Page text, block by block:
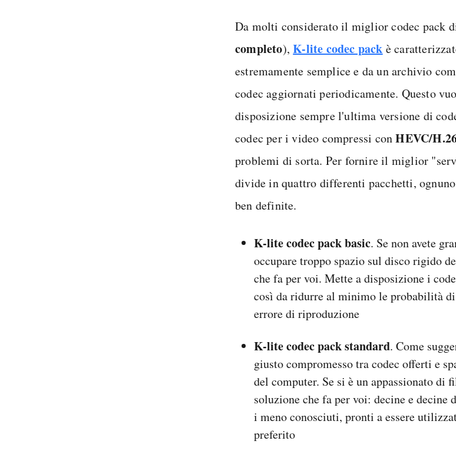
Da molti considerato il miglior codec pack
completo),K-lite codec pack è
estremamente semplice e da un archivio
codec aggiornati periodicamente. Questo
disposizione sempre l'ultima versione di
codec per i video compressi conHEVC/
problemi di sorta. Per fornire il miglior
divide in quattro differenti pacchetti,
ben definite.
K-lite codec pack basic. Se non avete
occupare troppo spazio sul disco rigido
che fa per voi. Mette a disposizione i
così da ridurre al minimo le probabilità
errore di riproduzione
K-lite codec pack standard. Come
giusto compromesso tra codec offerti e
del computer. Se si è un appassionato di
soluzione che fa per voi: decine e decine
i meno conosciuti, pronti a essere
preferito